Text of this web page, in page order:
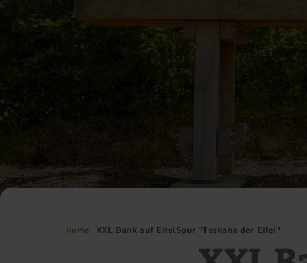
Home XXL Bank auf EifelSpur "Toskana der Eifel"